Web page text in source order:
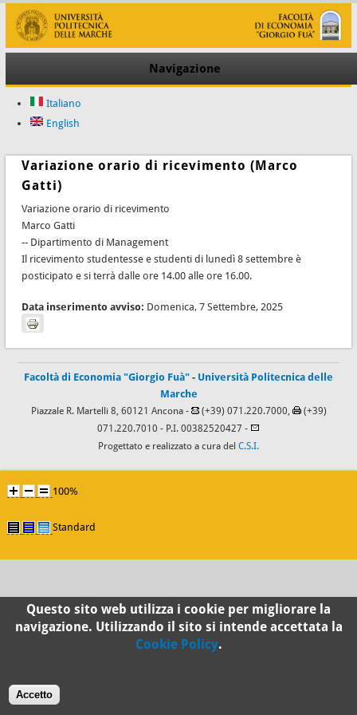
Navigazione
Italiano
English
Variazione orario di ricevimento (Marco
Gatti)
Variazione orario di ricevimento
Marco Gatti
-- Dipartimento di Management
Il ricevimento studentesse e studenti di lunedì 8 settembre è
posticipato e si terrà dalle ore 14.00 alle ore 16.00.
Data inserimento avviso: Domenica, 7 Settembre, 2025
Facoltà di Economia "Giorgio Fuà" - Università Politecnica delle
Marche
Piazzale R. Martelli 8, 60121 Ancona - (+39) 071.220.7000,
(+39)
071.220.7010 - P.I. 00382520427 -
Progettato e realizzato a cura del C.S.I.
100%
Standard
Questo sito web utilizza i cookie per migliorare la
navigazione. Utilizzando il sito si intende accettata la
Cookie Policy.
Accetto